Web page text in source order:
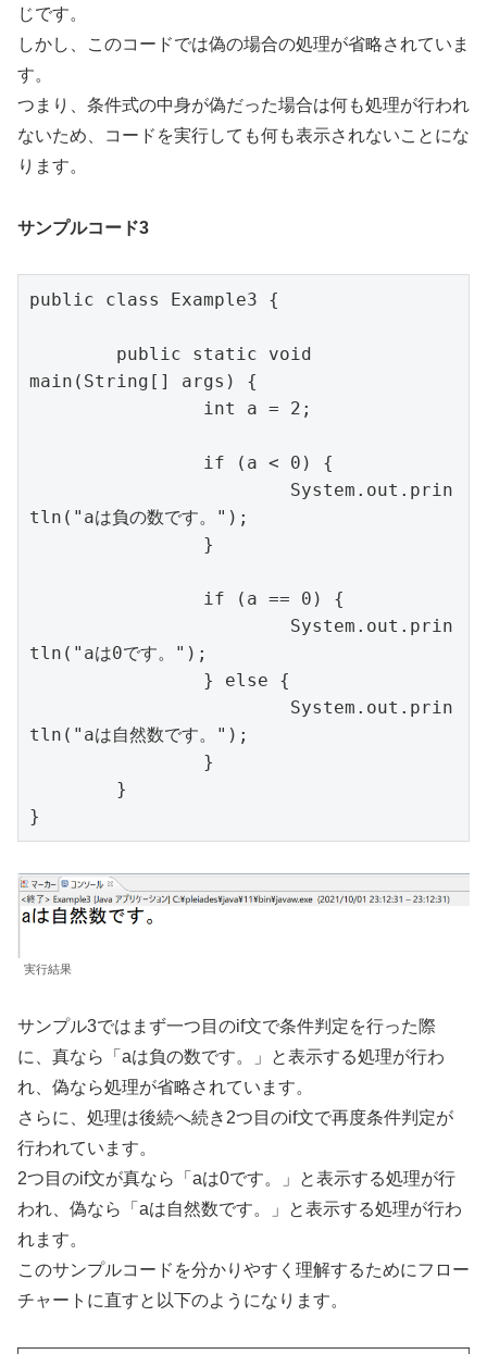
じです。
しかし、このコードでは偽の場合の処理が省略されていま
す。
つまり、条件式の中身が偽だった場合は何も処理が行われ
ないため、コードを実行しても何も表示されないことにな
ります。
サンプルコード3
public class Example3 {
main(String[] args) {
tln("aは負の数です。");
tln("aは0です。");
tln("aは自然数です。");
}
実行結果
サンプル3ではまず一つ目のif文で条件判定を行った際
に、真なら「aは負の数です。」と表示する処理が行わ
れ、偽なら処理が省略されています。
さらに、処理は後続へ続き2つ目のif文で再度条件判定が
行われています。
2つ目のif文が真なら「aは0です。」と表示する処理が行
われ、偽なら「aは自然数です。」と表示する処理が行わ
れます。
このサンプルコードを分かりやすく理解するためにフロー
チャートに直すと以下のようになります。